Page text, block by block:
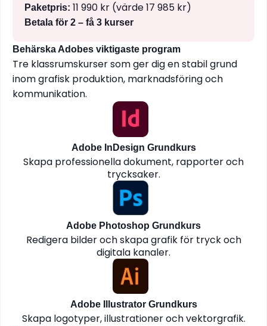
Paketpris: 11 990 kr (värde 17 985 kr)
Betala för 2 – få 3 kurser
Behärska Adobes viktigaste program
Tre klassrumskurser som ger dig en stabil grund
inom grafisk produktion, marknadsföring och
kommunikation.
Adobe InDesign Grundkurs
Skapa professionella dokument, rapporter och
trycksaker.
Adobe Photoshop Grundkurs
Redigera bilder och skapa grafik för tryck och
digitala kanaler.
Adobe Illustrator Grundkurs
Skapa logotyper, illustrationer och vektorgrafik.